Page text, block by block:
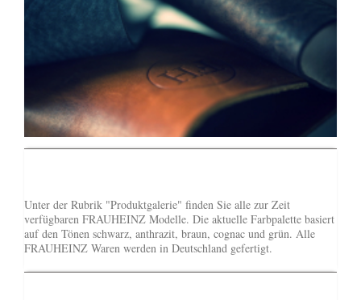
Unter der Rubrik "Produktgalerie" finden Sie alle zur Zeit
verfügbaren FRAUHEINZ Modelle. Die aktuelle Farbpalette basiert
auf den Tönen schwarz, anthrazit, braun, cognac und grün. Alle
FRAUHEINZ Waren werden in Deutschland gefertigt.